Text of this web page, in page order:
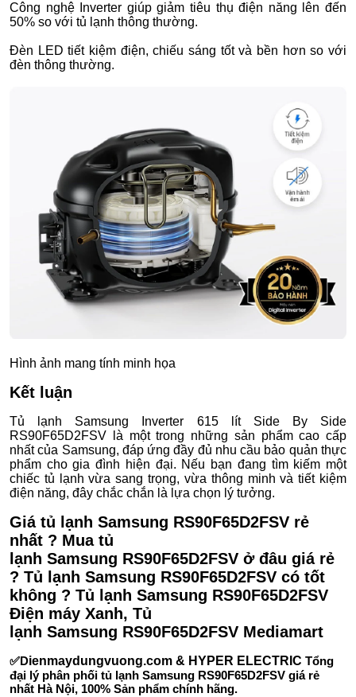
Công nghệ Inverter giúp giảm tiêu thụ điện năng lên đến
50% so với tủ lạnh thông thường.
Đèn LED tiết kiệm điện, chiếu sáng tốt và bền hơn so với
đèn thông thường.
Hình ảnh mang tính minh họa
Kết luận
Tủ lạnh Samsung Inverter 615 lít Side By Side
RS90F65D2FSV là một trong những sản phẩm cao cấp
nhất của Samsung, đáp ứng đầy đủ nhu cầu bảo quản thực
phẩm cho gia đình hiện đại. Nếu bạn đang tìm kiếm một
chiếc tủ lạnh vừa sang trọng, vừa thông minh và tiết kiệm
điện năng, đây chắc chắn là lựa chọn lý tưởng.
Giá tủ lạnh Samsung RS90F65D2FSV rẻ
nhất ? Mua tủ
lạnh Samsung RS90F65D2FSV ở đâu giá rẻ
? Tủ lạnh Samsung RS90F65D2FSV có tốt
không ? Tủ lạnh Samsung RS90F65D2FSV
Điện máy Xanh, Tủ
lạnh Samsung RS90F65D2FSV Mediamart
✅Dienmaydungvuong.com & HYPER ELECTRIC Tổng
đại lý phân phối tủ lạnh Samsung RS90F65D2FSV giá rẻ
nhất Hà Nội, 100% Sản phẩm chính hãng.